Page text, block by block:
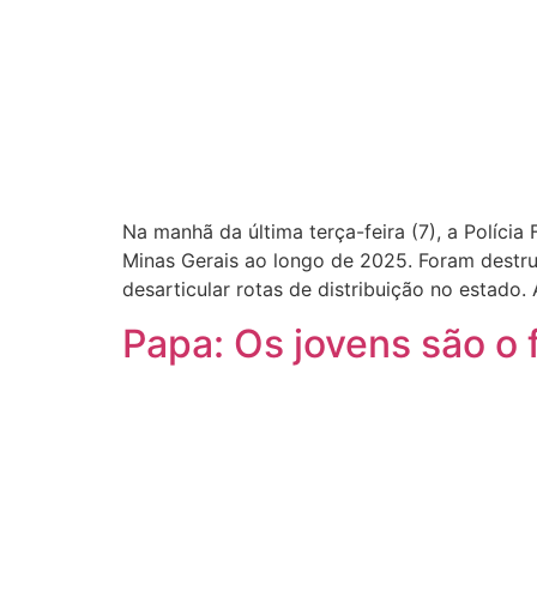
Na manhã da última terça-feira (7), a Polícia
Minas Gerais ao longo de 2025. Foram
desarticular rotas de distribuição no
Papa: Os jovens são